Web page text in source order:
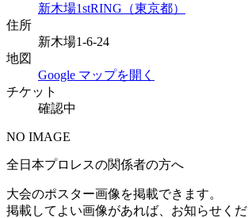
新木場1stRING（東京都）
住所
新木場1-6-24
地図
Google マップを開く
チケット
確認中
NO IMAGE
全日本プロレスの関係者の方へ
大会のポスター画像を掲載できます。
掲載してよい画像があれば、お知らせくだ